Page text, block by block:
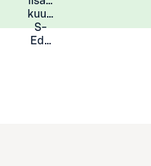
kuukauden
S-
Eduista